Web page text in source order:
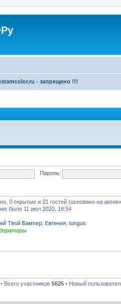
- запрещено !!!
Пароль:
0 скрытые и 21 гостей (основано на
было 11 июл 2020, 18:54
Твой Бампер Евгения tungus
• Всего участников 5625 • Новый